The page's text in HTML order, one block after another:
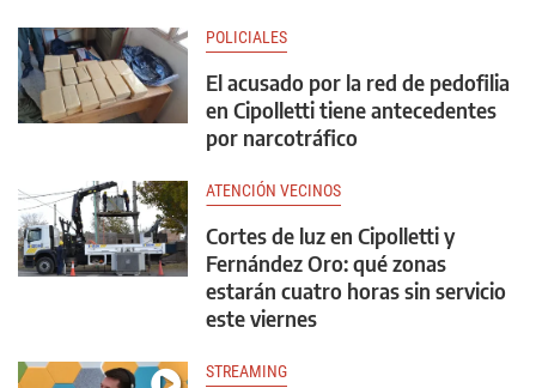
POLICIALES
El acusado por la red de pedofilia
en Cipolletti tiene antecedentes
por narcotráfico
ATENCIÓN VECINOS
Cortes de luz en Cipolletti y
Fernández Oro: qué zonas
estarán cuatro horas sin servicio
este viernes
STREAMING